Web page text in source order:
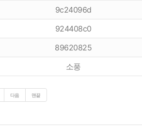
9c24096d
924408c0
89620825
소풍
다음 맨끝